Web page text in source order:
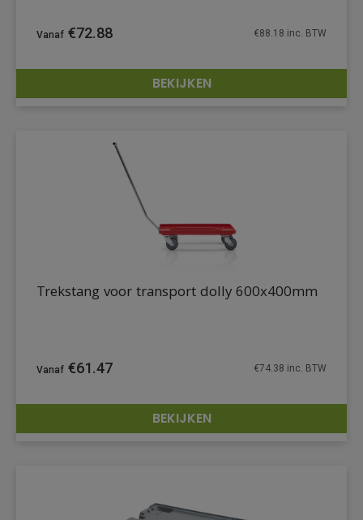
DETAILS
€72.88 €88.18 inc. BTW
BEKIJKEN
DETAILS
Trekstang voor transport dolly 600x400mm
€61.47 €74.38 inc. BTW
BEKIJKEN